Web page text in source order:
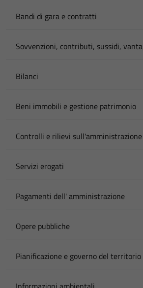
Bandi di gara e contratti
Sovvenzioni, contributi, sussidi,
Bilanci
Beni immobili e gestione patrimonio
Controlli e rilievi sull'amministrazione
Servizi erogati
Pagamenti dell' amministrazione
Opere pubbliche
Pianificazione e governo del territorio